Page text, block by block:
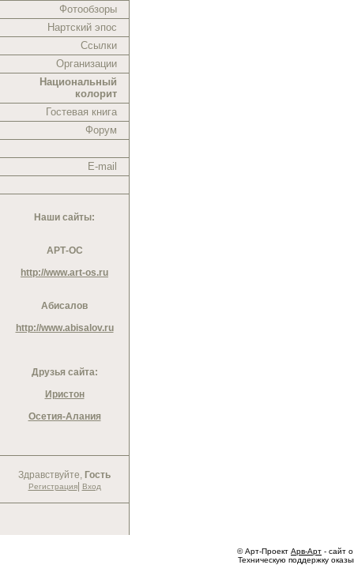
Фотообзоры
Нартский эпос
Ссылки
Организации
Национальный
колорит
Гостевая книга
Форум
E-mail
Наши сайты:
АРТ-ОС
http://www.art-os.ru
Абисалов
http://www.abisalov.ru
Друзья сайта:
Иристон
Осетия-Алания
Здравствуйте, Гость
Регистрация| Вход
© Арт-Проект Арв-Арт - сайт
Техническую поддержку